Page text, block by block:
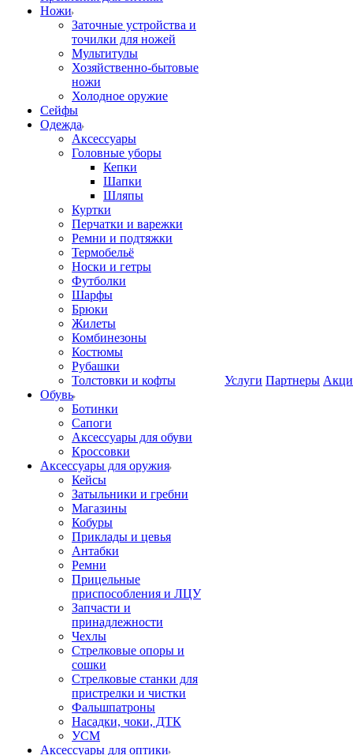
Ножи
Заточные устройства и
точилки для ножей
Мультитулы
Хозяйственно-бытовые
ножи
Холодное оружие
Сейфы
Одежда
Аксессуары
Головные уборы
Кепки
Шапки
Шляпы
Куртки
Перчатки и варежки
Ремни и подтяжки
Термобельё
Носки и гетры
Футболки
Шарфы
Брюки
Жилеты
Комбинезоны
Костюмы
Рубашки
Толстовки и кофты
Обувь
Ботинки
Сапоги
Аксессуары для обуви
Кроссовки
Аксессуары для оружия
Кейсы
Затыльники и гребни
Магазины
Кобуры
Приклады и цевья
Антабки
Ремни
Прицельные
приспособления и ЛЦУ
Запчасти и
принадлежности
Чехлы
Стрелковые опоры и
сошки
Стрелковые станки для
пристрелки и чистки
Фальшпатроны
Насадки, чоки, ДТК
УСМ
Аксессуары для оптики
Услуги Партнеры